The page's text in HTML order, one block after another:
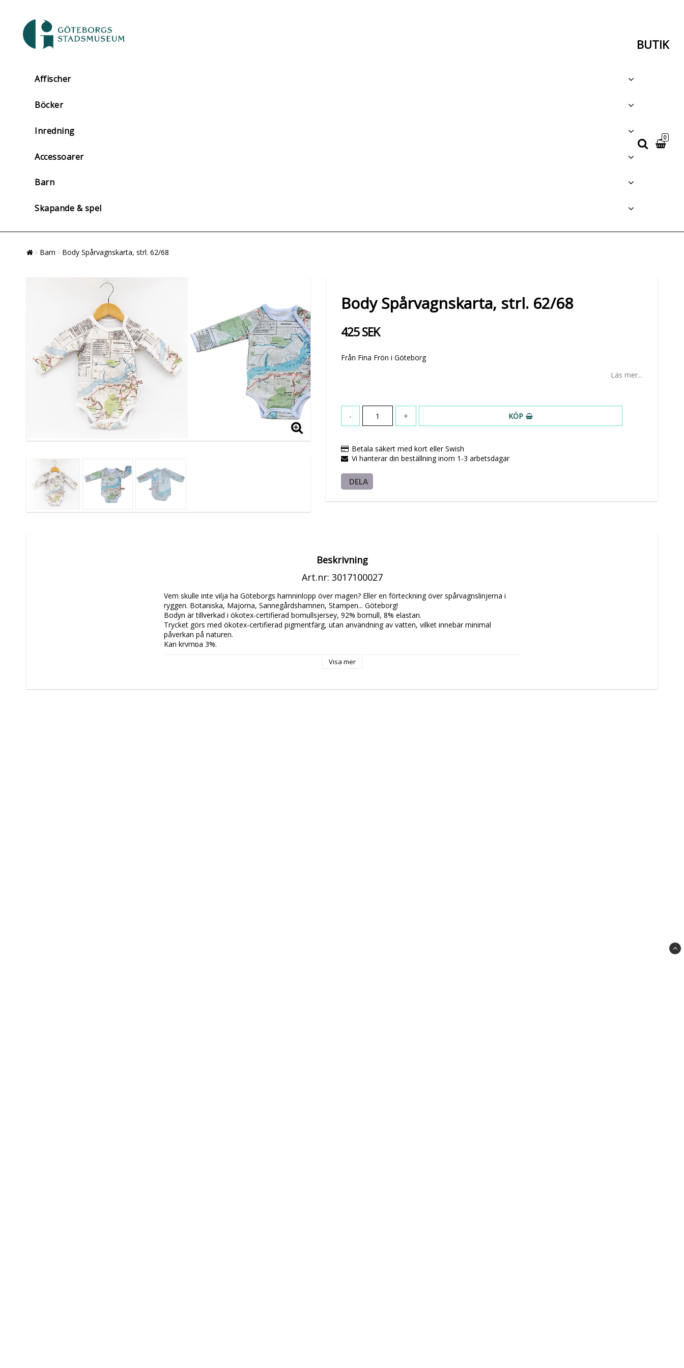
BUTIK
Affischer
Böcker
Inredning
Accessoarer
Barn
Skapande & spel
0
Barn Body Spårvagnskarta, strl. 62/68
Body Spårvagnskarta, strl. 62/68
425 SEK
Från Fina Frön i Göteborg
Läs mer...
- + KÖP
Betala säkert med kort eller Swish
Vi hanterar din beställning inom 1-3 arbetsdagar
DELA
Beskrivning
Art.nr: 3017100027
Vem skulle inte vilja ha Göteborgs hamninlopp över magen? Eller en förteckning över spårvagnslinjerna i
ryggen. Botaniska, Majorna, Sannegårdshamnen, Stampen... Göteborg!
Bodyn är tillverkad i ökotex-certifierad bomullsjersey, 92% bomull, 8% elastan.
Trycket görs med ökotex-certifierad pigmentfärg, utan användning av vatten, vilket innebär minimal
påverkan på naturen.
Kan krympa 3%.
maskintvätt, tvätta i max 40 grader och använd ett fosfatfritt tvättmedel utan blekmedel. Torktumlas på låg
Storlek: 62/68
Visa mer